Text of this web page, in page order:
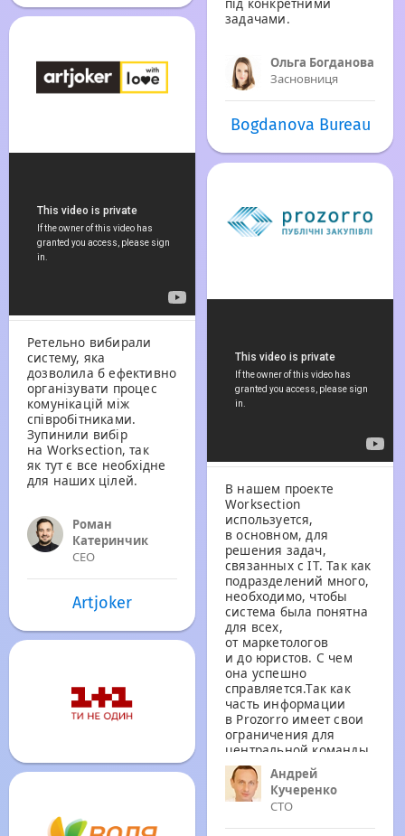
задачами.
Ольга Богданова
Засновниця
Bogdanova Bureau
Ретельно вибирали
систему, яка
дозволила б ефективно
організувати процес
комунікацій між
співробітниками.
Зупинили вибір
на Worksection, так
як тут є все необхідне
для наших цілей.
Роман
Катеринчик
CEO
Artjoker
В нашем проекте
Worksection
используется,
в основном, для
решения задач,
связанных с IT. Так как
подразделений много,
необходимо, чтобы
система была понятна
для всех,
от маркетологов
и до юристов. С чем
она успешно
справляется.Так как
часть информации
в Prozorro имеет свои
ограничения для
центральной команды
и пользователей,
права доступа
помогают настроить
систему таким
образом, чтобы люди
Андрей
Кучеренко
CTO